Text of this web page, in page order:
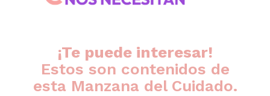
¡Te puede interesar!
Estos son contenidos de
esta Manzana del Cuidado.